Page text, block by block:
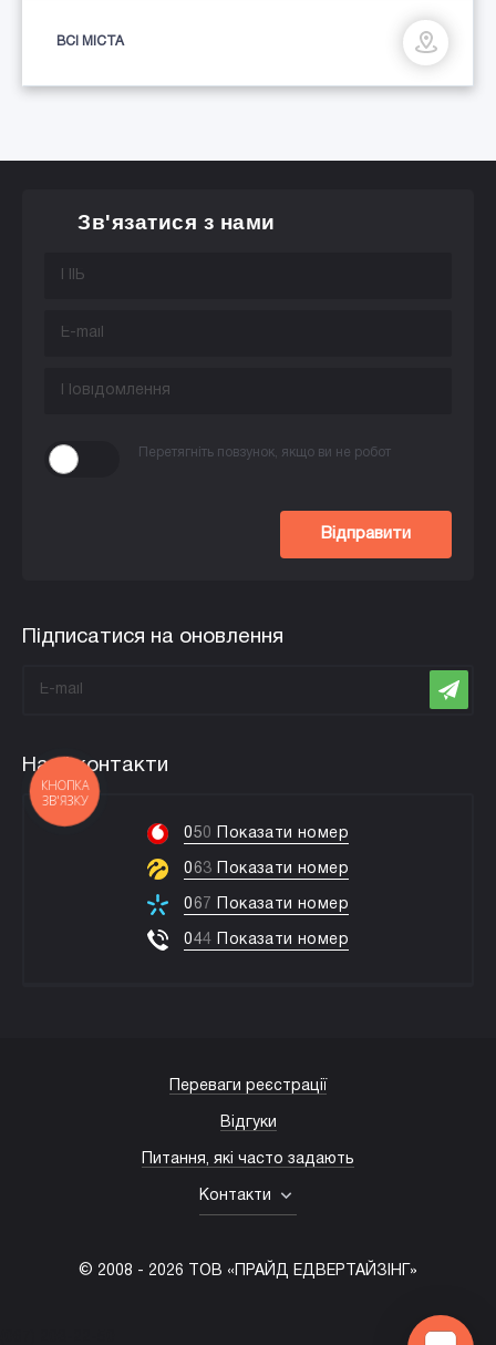
ВСІ МІСТА
Зв'язатися з нами
Перетягніть повзунок, якщо ви не робот
Відправити
Підписатися на оновлення
Наші контакти
050 Показати номер
063 Показати номер
06 7 Показати номер
044 Показати номер
© 2008 - 2026 ТОВ «ПРАЙД ЕДВЕРТАЙЗІНГ»
Переваги реєстрації
Відгуки
Питання, які часто задають
Контакти
КНОПКА
ЗВ'ЯЗКУ